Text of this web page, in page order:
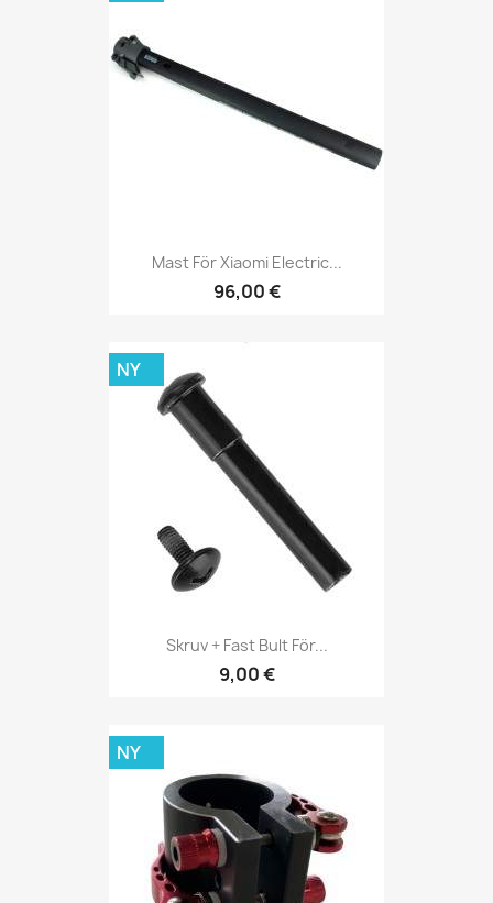
Mast För Xiaomi Electric...
96,00 €
Skruv + Fast Bult För...
9,00 €
NY
NY